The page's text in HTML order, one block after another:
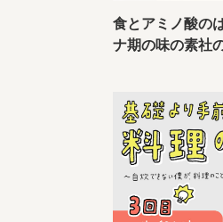
食とアミノ酸の
ナ期の味の素社